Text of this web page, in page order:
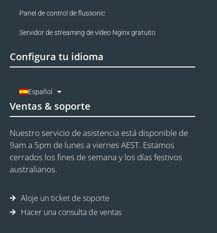
Panel de control de flussonic
Servidor de streaming de vídeo Nginx gratuito
Configura tu idioma
Español
Ventas & soporte
Nuestro servicio de asistencia está disponible de
9am a 5pm de lunes a viernes AEST. Estamos
cerrados los fines de semana y los días festivos
australianos.
Aloje un ticket de soporte
Hacer una consulta de ventas